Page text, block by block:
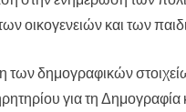
οικογενειών και των
των δημογραφικών
για τη Δημογραφία
25η
αξία και